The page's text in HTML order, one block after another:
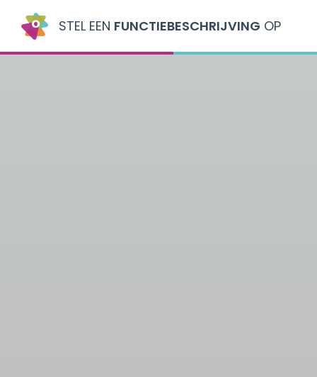
STEL EEN FUNCTIEBESCHRIJVING OP